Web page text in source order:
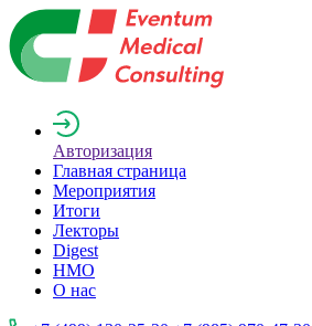
Авторизация
Главная страница
Мероприятия
Итоги
Лекторы
Digest
НМО
О нас